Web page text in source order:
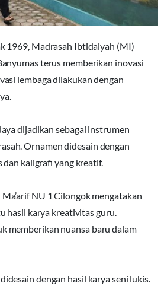
1969, Madrasah Ibtidaiyah (MI)
terus memberikan inovasi
lembaga dilakukan dengan
dijadikan sebagai instrumen
Ornamen didesain dengan
dan kaligrafi yang kreatif.
NU 1 Cilongok mengatakan
hasil karya kreativitas guru.
memberikan nuansa baru dalam
dengan hasil karya seni lukis.